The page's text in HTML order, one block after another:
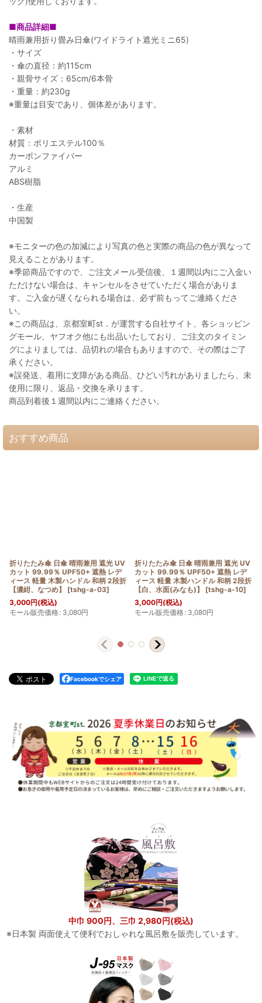
■商品詳細■
晴雨兼用折り畳み日傘(ワイドライト遮光ミニ65)
・サイズ
・傘の直径：約115cm
・親骨サイズ：65cm/6本骨
・重量：約230g
※重量は目安であり、個体差があります。
・素材
材質：ポリエステル100％
カーボンファイバー
アルミ
ABS樹脂
・生産
中国製
※モニターの色の加減により写真の色と実際の商品の色が異なって
見えることがあります。
※季節商品ですので、ご注文メール受信後、１週間以内にご入金い
ただけない場合は、キャンセルをさせていただく場合がありま
す。ご入金が遅くなられる場合は、必ず前もってご連絡くださ
い。
※この商品は、京都室町st．が運営する自社サイト、各ショッピン
グモール、ヤフオク他にも出品いたしており、ご注文のタイミン
グによりましては、品切れの場合もありますので、その際はご了
承ください。
※誤発送、着用に支障がある商品、ひどい汚れがありましたら、未
使用に限り、返品・交換を承ります。
商品到着後１週間以内にご連絡ください。
おすすめ商品
折りたたみ傘 日傘 晴雨兼用 遮光 UV
カット 99.99％ UPF50+ 遮熱 レデ
ィース 軽量 木製ハンドル 和柄 2段折
【濃紺、なつめ】
[tshg-a-03]
3,000円(税込)
モール販売価格: 3,080円
折りたたみ傘 日傘 晴雨兼用 遮光 UV
カット 99.99％ UPF50+ 遮熱 レデ
ィース 軽量 木製ハンドル 和柄 2段折
【白、水面(みなも)】
[tshg-a-10]
3,000円(税込)
モール販売価格: 3,080円
Facebookでシェア
中巾 900円、三巾 2,980円(税込)
※日本製 両面使えて便利でおしゃれな風呂敷を販売しています。